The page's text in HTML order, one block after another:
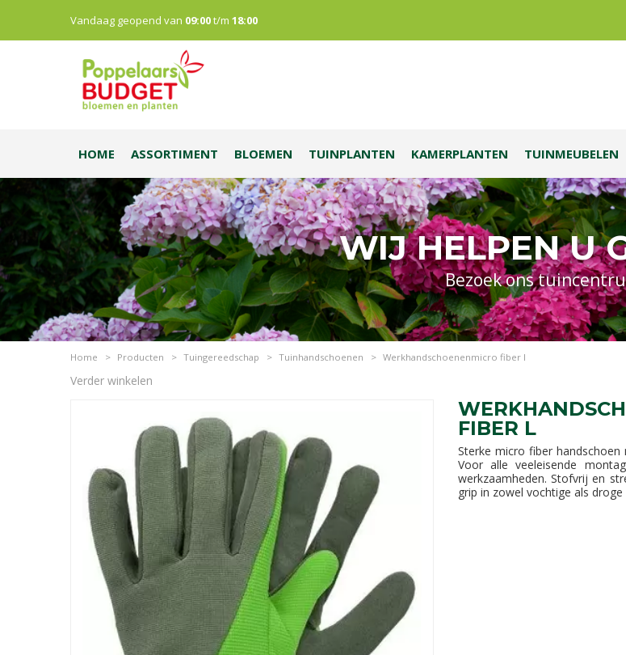
WIJ HELPEN U
Bezoek ons
Home > Producten > Tuingereedschap > Tuinhandschoenen > Werkhandschoenenmicro fiber l
Vandaag geopend van 09:00t/m 18:00
HOME ASSORTIMENT BLOEMEN TUINPLANTEN KAMERPLANTEN TUINMEUBELEN
Verder winkelen
FIBER L
Sterke micro fiber
Voor alle veeleisende
werkzaamheden. Stofvrij en
grip in zowel vochtige als